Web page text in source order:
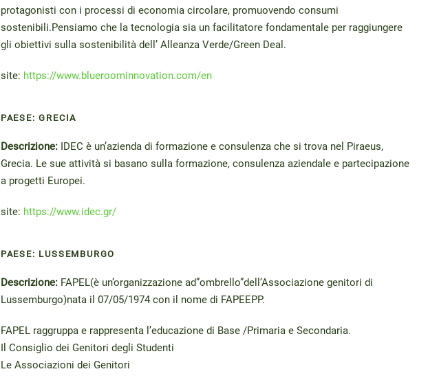
protagonisti con i processi di economia circolare, promuovendo consumi
sostenibili.Pensiamo che la tecnologia sia un facilitatore fondamentale per raggiungere
gli obiettivi sulla sostenibilità dell’ Alleanza Verde/Green Deal.
site: https://www.blueroominnovation.com/en
PAESE: GRECIA
Descrizione: IDEC è un’azienda di formazione e consulenza che si trova nel Piraeus,
Grecia. Le sue attività si basano sulla formazione, consulenza aziendale e partecipazione
a progetti Europei.
site: https://www.idec.gr/
PAESE: LUSSEMBURGO
Descrizione: FAPEL(è un’organizzazione ad”ombrello”dell’Associazione genitori di
Lussemburgo)nata il 07/05/1974 con il nome di FAPEEPP.
FAPEL raggruppa e rappresenta l’educazione di Base /Primaria e Secondaria.
Il Consiglio dei Genitori degli Studenti
Le Associazioni dei Genitori